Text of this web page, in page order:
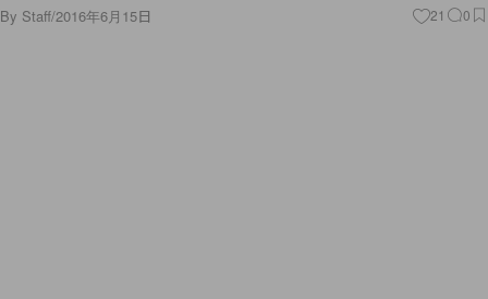
By Staff/2016年6月15日 21 0